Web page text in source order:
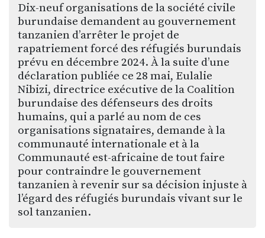
Dix-neuf organisations de la société civile
burundaise demandent au gouvernement
tanzanien d’arrêter le projet de
rapatriement forcé des réfugiés burundais
prévu en décembre 2024. À la suite d’une
déclaration publiée ce 28 mai, Eulalie
Nibizi, directrice exécutive de la Coalition
burundaise des défenseurs des droits
humains, qui a parlé au nom de ces
organisations signataires, demande à la
communauté internationale et à la
Communauté est-africaine de tout faire
pour contraindre le gouvernement
tanzanien à revenir sur sa décision injuste à
l’égard des réfugiés burundais vivant sur le
sol tanzanien.